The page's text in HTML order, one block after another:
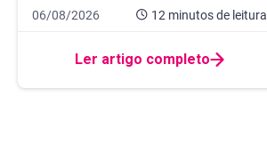
Data de publicação 6 de agosto de 2026
06/08/2026 12 minutosde leitura
12 minutos de leitura
Ler artigo completo